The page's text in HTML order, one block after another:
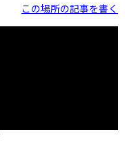
この場所の記事を書く